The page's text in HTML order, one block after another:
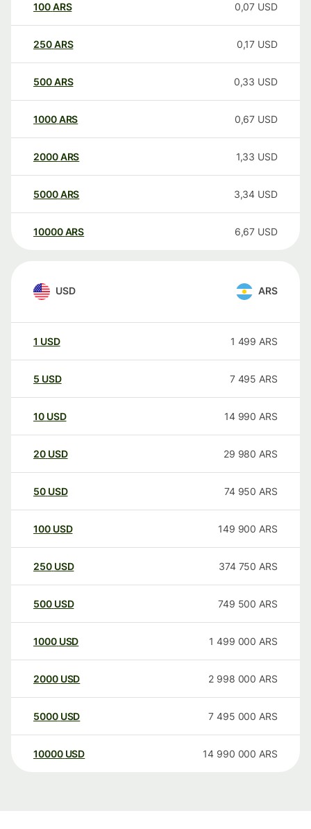
100ARS 0,07 USD
250ARS 0,17 USD
500ARS 0,33 USD
1000ARS 0,67 USD
2000ARS 1,33 USD
5000ARS 3,34 USD
10000 ARS 6,67 USD
USD ARS
1 USD 1 499 ARS
5 USD 7 495 ARS
10 USD 14 990 ARS
20 USD 29 980 ARS
50 USD 74 950 ARS
100 USD 149 900 ARS
250 USD 374 750 ARS
500 USD 749 500 ARS
1000 USD 1 499 000 ARS
2000 USD 2 998 000 ARS
5000 USD 7 495 000 ARS
10000 USD 14 990 000 ARS